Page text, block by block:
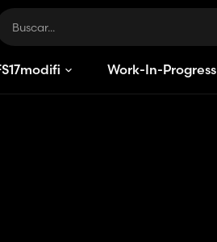
17modificacionesWork-In-Progress